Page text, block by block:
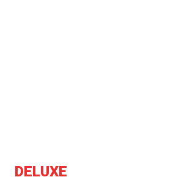
DELUXE